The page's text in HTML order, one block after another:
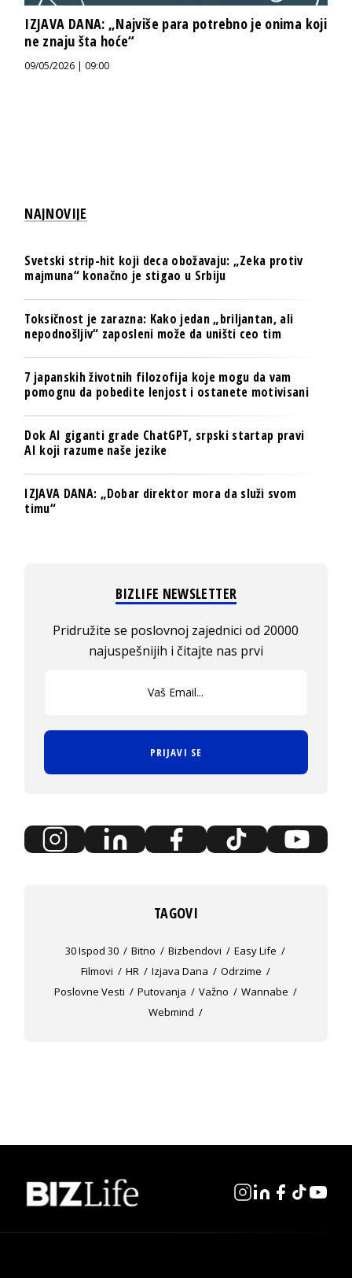
IZJAVA DANA: „Najviše para potrebno je onima koji
ne znaju šta hoće“
09/05/2026 | 09:00
NAJNOVIJE
Svetski strip-hit koji deca obožavaju: „Zeka protiv
majmuna“ konačno je stigao u Srbiju
Toksičnost je zarazna: Kako jedan „briljantan, ali
nepodnošljiv“ zaposleni može da uništi ceo tim
7 japanskih životnih filozofija koje mogu da vam
pomognu da pobedite lenjost i ostanete motivisani
Dok AI giganti grade ChatGPT, srpski startap pravi
AI koji razume naše jezike
IZJAVA DANA: „Dobar direktor mora da služi svom
timu“
BIZLIFE NEWSLETTER
Pridružite se poslovnoj zajednici od 20000
najuspešnijih i čitajte nas prvi
PRIJAVI SE
TAGOVI
30 Ispod 30 Bitno Bizbendovi
Easy Life
Filmovi
HR Izjava Dana
Odrzime
Poslovne Vesti
Putovanja Važno
Wannabe
Webmind